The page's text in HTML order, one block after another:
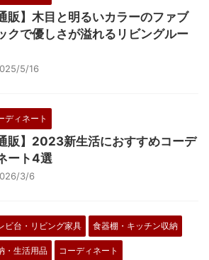
通販】木目と明るいカラーのファブ
クで優しさが溢れるリビングルー
5/16
ディネート
通販】2023新生活におすすめコーデ
ート4選
3/6
ビ台・リビング家具 食器棚・キッチン収納
・生活用品 コーディネート